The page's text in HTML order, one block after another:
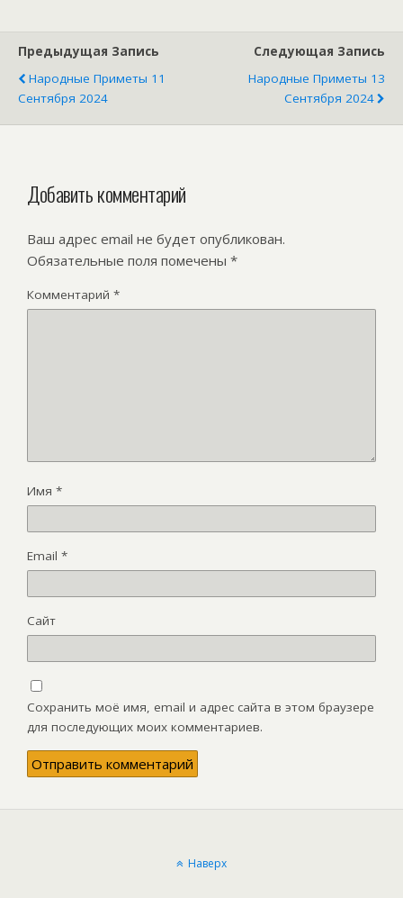
Предыдущая Запись
Народные Приметы 11
Сентября 2024
Следующая Запись
Народные Приметы 13
Сентября 2024
Добавить комментарий
Ваш адрес email не будет опубликован.
Обязательные поля помечены *
Комментарий *
Имя *
Email *
Сайт
Сохранить моё имя, email и адрес сайта в этом браузере
для последующих моих комментариев.
Наверх